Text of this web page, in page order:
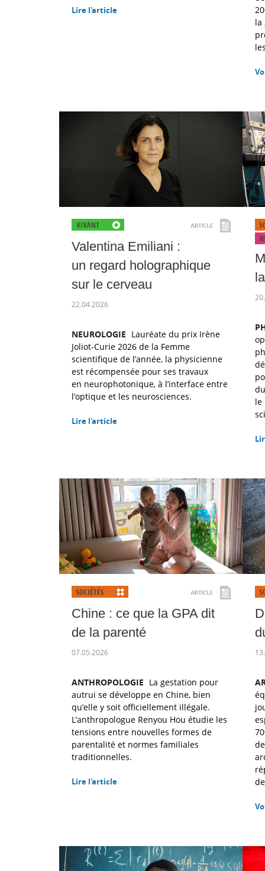
Lire l'article
la
Valentina Emiliani :
un regard holographique
sur le cerveau
22.04.2026
NEUROLOGIE Lauréate du prix Irène
Joliot-Curie 2026 de la Femme
scientifique de l’année, la physicienne
est récompensée pour ses travaux
en neurophotonique, à l’interface entre
l’optique et les neurosciences.
Lire l'article
le
Chine : ce que la GPA dit
de la parenté
07.05.2026
ANTHROPOLOGIE La gestation pour
autrui se développe en Chine, bien
qu’elle y soit officiellement illégale.
L’anthropologue Renyou Hou étudie les
tensions entre nouvelles formes de
parentalité et normes familiales
traditionnelles.
Lire l'article